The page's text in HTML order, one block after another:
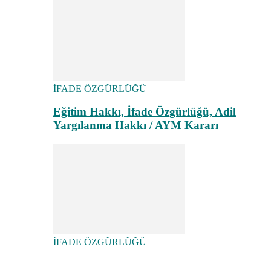
İFADE ÖZGÜRLÜĞÜ
Eğitim Hakkı, İfade Özgürlüğü, Adil
Yargılanma Hakkı / AYM Kararı
İFADE ÖZGÜRLÜĞÜ